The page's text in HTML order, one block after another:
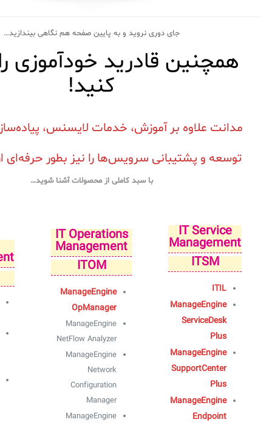
جای دوری نروید و به پایین صفحه هم نگاهی بیندازید…
همچنین قادرید خودآموزی
کنید!
مدانت علاوه بر آموزش، خدمات لایسنس،
توسعه و پشتیبانی سرویس‌ها را نیز بطور حرفه‌ای
با سبد کاملی از محصولات آشنا شوید…
IT Service
Management
ITSM
ITIL
ManageEngine
ServiceDesk
Plus
ManageEngine
SupportCenter
Plus
ManageEngine
Endpoint
IT Operations
Management
ITOM
ManageEngine
OpManager
ManageEngine
NetFlow Analyzer
ManageEngine
Network
Configuration
Manager
ManageEngine